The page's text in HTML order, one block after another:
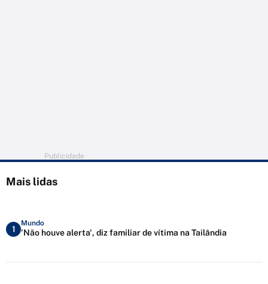
Publicidade
Mais lidas
1
Mundo
'Não houve alerta', diz familiar de vítima na Tailândia